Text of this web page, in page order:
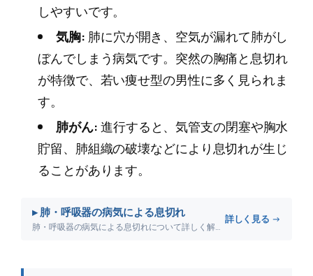
しやすいです。
気胸: 肺に穴が開き、空気が漏れて肺がし
ぼんでしまう病気です。突然の胸痛と息切れ
が特徴で、若い痩せ型の男性に多く見られま
す。
肺がん:進行すると、気管支の閉塞や胸水
貯留、肺組織の破壊などにより息切れが生じ
ることがあります。
▸ 肺・呼吸器の病気による息切れ
肺・呼吸器の病気による息切れについて詳しく解説します。
詳しく見る →